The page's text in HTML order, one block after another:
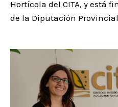
Hortícola del CITA, y está
de la Diputación